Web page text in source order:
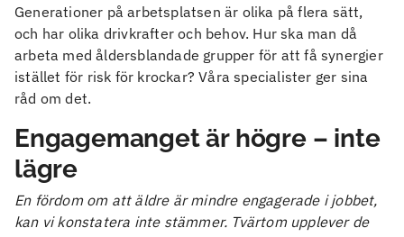
Generationer på arbetsplatsen är olika på flera sätt,
och har olika drivkrafter och behov. Hur ska man då
arbeta med åldersblandade grupper för att få synergier
istället för risk för krockar? Våra specialister ger sina
råd om det.
Engagemanget är högre – inte
lägre
En fördom om att äldre är mindre engagerade i jobbet,
kan vi konstatera inte stämmer. Tvärtom upplever de